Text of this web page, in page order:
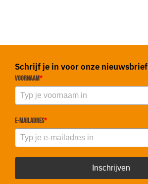
Schrijf je in voor onze nieuwsbrief
Voornaam*
E-mailadres*
Inschrijven